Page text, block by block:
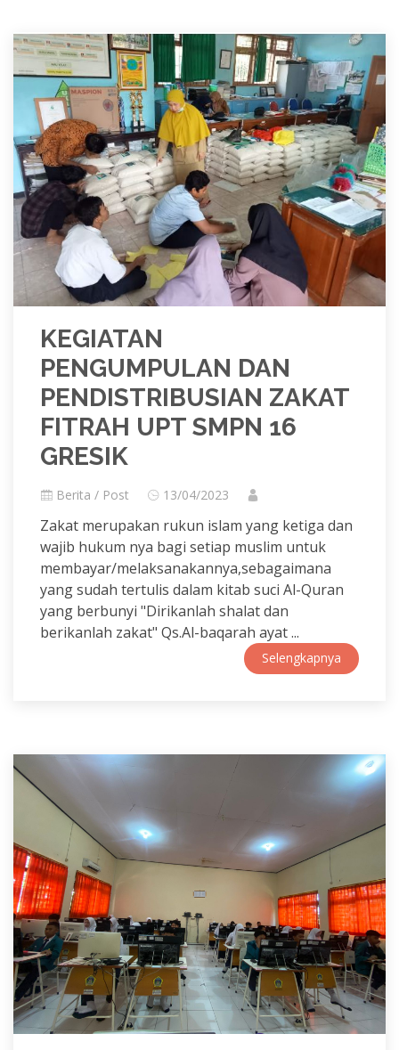
KEGIATAN
PENGUMPULAN DAN
PENDISTRIBUSIAN ZAKAT
FITRAH UPT SMPN 16
GRESIK
Berita / Post 13/04/2023
Zakat merupakan rukun islam yang ketiga dan
wajib hukum nya bagi setiap muslim untuk
membayar/melaksanakannya,sebagaimana
yang sudah tertulis dalam kitab suci Al-Quran
yang berbunyi "Dirikanlah shalat dan
berikanlah zakat" Qs.Al-baqarah ayat ...
Selengkapnya